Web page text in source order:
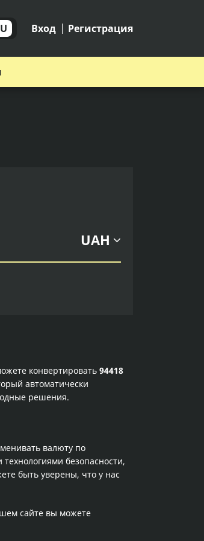
Вход Регистрация
UAH
конвертировать 94418
автоматически
решения.
валюту по
безопасности,
быть уверены, что у нас
сайте вы можете